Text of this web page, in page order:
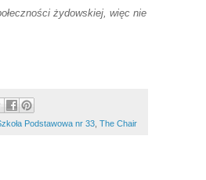
żydowskiej, więc nie
Podstawowa nr 33 The Chair